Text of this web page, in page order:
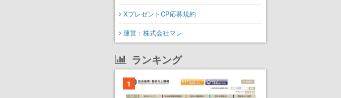
XプレゼントCP応募規約
運営：株式会社マレ
ランキング
1